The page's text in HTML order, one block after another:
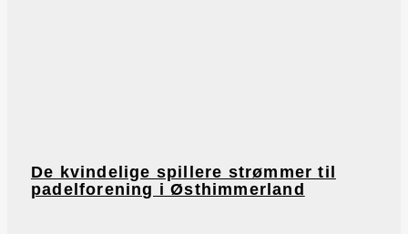
De kvindelige spillere strømmer til
padelforening i Østhimmerland